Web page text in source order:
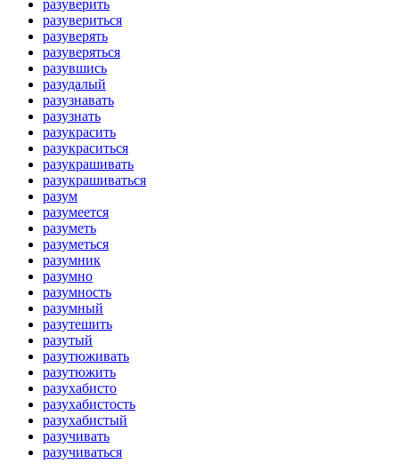
разуверить
разувериться
разуверять
разуверяться
разувшись
разудалый
разузнавать
разузнать
разукрасить
разукраситься
разукрашивать
разукрашиваться
разум
разумеется
разуметь
разуметься
разумник
разумно
разумность
разумный
разутешить
разутый
разутюживать
разутюжить
разухабисто
разухабистость
разухабистый
разучивать
разучиваться